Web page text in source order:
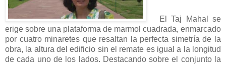
El Taj Mahal se
erige sobre una plataforma de marmol cuadrada, enmarcado
por cuatro minaretes que resaltan la perfecta simetría de la
obra, la altura del edificio sin el remate es igual a la longitud
de cada uno de los lados. Destacando sobre el conjunto la